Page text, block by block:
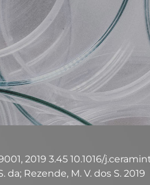
2019 3.45 10.1016/
da; Rezende, M. V. dos S. 2019